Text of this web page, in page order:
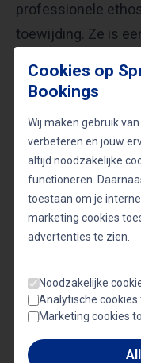
professionele
toewijding. Ze is
een evenwichtige
rijk persoonlijk
velen.
De reis van Nikkie
mode-ondernemer
verhaal van
ongeëvenaarde
ondernemerschap,
Cookies op
Bookings
Wij maken gebruik
verbeteren en jouw
altijd noodzakelijke
functioneren.
toestaan om je
marketing cookies
advertenties te zien.
Noodzakelijke
Analytische cookies
Marketing cookies